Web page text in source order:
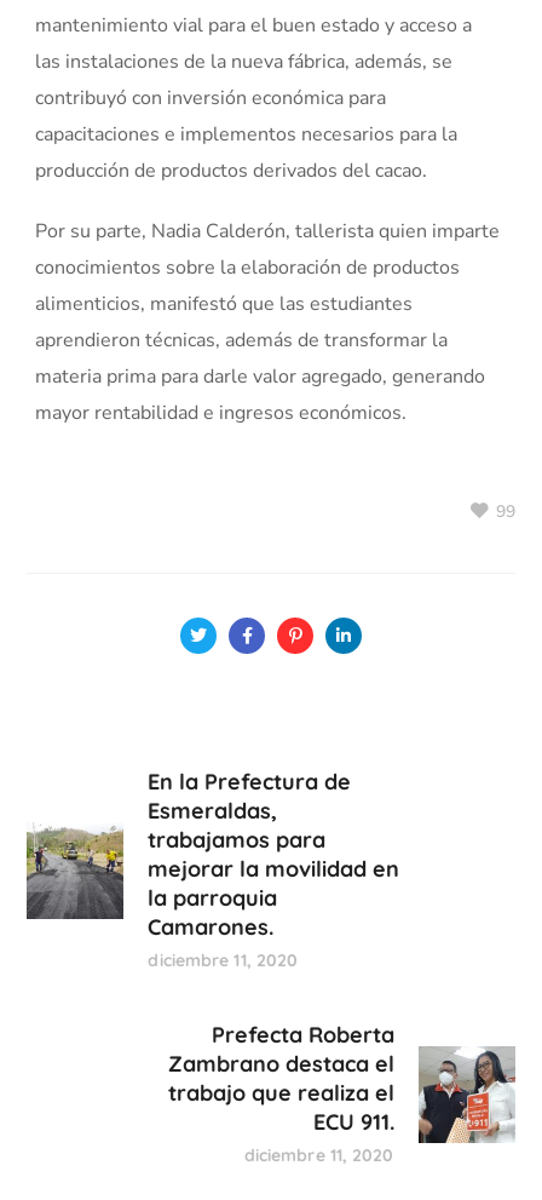
mantenimiento vial para el buen estado y acceso a
las instalaciones de la nueva fábrica, además, se
contribuyó con inversión económica para
capacitaciones e implementos necesarios para la
producción de productos derivados del cacao.
Por su parte, Nadia Calderón, tallerista quien imparte
conocimientos sobre la elaboración de productos
alimenticios, manifestó que las estudiantes
aprendieron técnicas, además de transformar la
materia prima para darle valor agregado, generando
mayor rentabilidad e ingresos económicos.
99
En la Prefectura de
Esmeraldas,
trabajamos para
mejorar la movilidad en
la parroquia
Camarones.
diciembre 11, 2020
Prefecta Roberta
Zambrano destaca el
trabajo que realiza el
ECU 911.
diciembre 11, 2020